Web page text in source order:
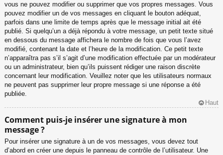
vous ne pouvez modifier ou supprimer que vos propres messages. Vous
pouvez modifier un de vos messages en cliquant le bouton adéquat,
parfois dans une limite de temps après que le message initial ait été
publié. Si quelqu’un a déjà répondu à votre message, un petit texte situé
en dessous du message affichera le nombre de fois que vous l’avez
modifié, contenant la date et l’heure de la modification. Ce petit texte
n’apparaîtra pas s’il s’agit d’une modification effectuée par un modérateur
ou un administrateur, bien qu’ils puissent rédiger une raison discrète
concernant leur modification. Veuillez noter que les utilisateurs normaux
ne peuvent pas supprimer leur propre message si une réponse a été
publiée.
Haut
Comment puis-je insérer une signature à mon
message ?
Pour insérer une signature à un de vos messages, vous devez tout
d’abord en créer une depuis le panneau de contrôle de l’utilisateur. Une